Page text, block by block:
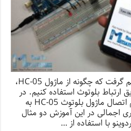
در این آموزش یاد خواهیم گرفت که چگونه از ماژول HC-05،
ارتباط بلوتوث استفاده کنیم. در
ادامه با ما باشید تا باهم اتصال ماژول بلوتوث HC-05 به
اجمالی در این آموزش دو مثال
با استفاده از …